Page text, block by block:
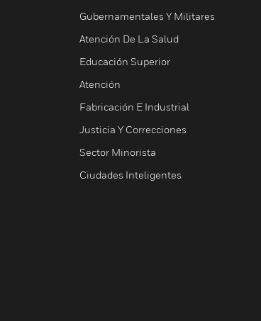
Gubernamentales Y Militares
Atención De La Salud
Educación Superior
Atención
Fabricación E Industrial
Justicia Y Correcciones
Sector Minorista
Ciudades Inteligentes